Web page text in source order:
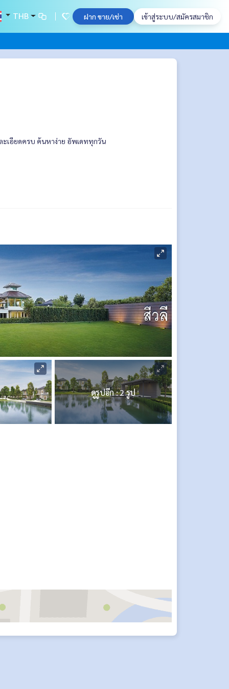
THB ฝาก ขาย/เช่า เข้าสู่ระบบ/สมัครสมาชิก
ะเอียดครบ ค้นหาง่าย อัพเดททุกวัน
ดูรูปอีก : 2 รูป